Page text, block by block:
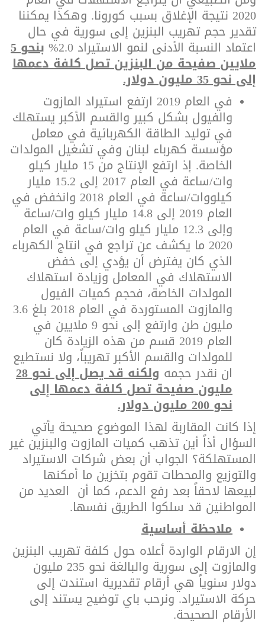
2020 نتيجة الإغلاق بسبب كورونا. وهكذا يمكننا
تقدير حجم تهريب البنزين إلى سورية في حال
اعتماد النسبة الأدنى لنمو الاستيراد 2.0% بنحو 5
ملايين صفيحة من البنزين تصل كلفة دعمها
إلى نحو 35 مليون دولار.
في العام 2019 ارتفع استيراد المازوت
والفيول بشكل كبير والقسم الأكبر يستهلك
في توليد الطاقة الكهربائية في معامل
مؤسسة كهرباء لبنان وفي تشغيل المولدات
الخاصة. إذ ارتفع الإنتاج من 15 مليار كيلو
وات/ساعة في العام 2017 إلى 15.2 مليار
كيلووات/ساعة في العام 2018 وانخفض في
العام 2019 إلى 14.8 مليار كيلو وات/ساعة
وإلى 12.3 مليار كيلو وات/ساعة في العام
2020 ما يكشف عن تراجع في انتاج الكهرباء
الذي كان يفترض أن يؤدي إلى خفض
الاستهلاك في المعامل وزيادة استهلاك
المولدات الخاصة، فحجم كميات الفيول
والمازوت المستوردة في العام 2018 بلغ 3.6
مليون طن وارتفع إلى نحو 9 ملايين في
العام 2019 قسم من هذه الزيادة كان
للمولدات والقسم الأكبر تهريباً، ولا نستطيع
ان نقدر حجمه ولكنه قد يصل إلى نحو 28
مليون صفيحة تصل كلفة دعمها إلى
نحو 200 مليون دولار.
إذا كانت المقاربة لهذا الموضوع صحيحة يأتي
السؤال أذاً أين تذهب كميات المازوت والبنزين غير
المستهلكة؟ الجواب أن بعض شركات الاستيراد
والتوزيع والمحطات تقوم بتخزين ما أمكنها
لبيعها لاحقاً بعد رفع الدعم، كما أن العديد من
المواطنين قد سلكوا الطريق نفسها.
ملاحظة أساسية
إن الارقام الواردة أعلاه حول كلفة تهريب البنزين
والمازوت إلى سورية والبالغة نحو 235 مليون
دولار سنوياً هي أرقام تقديرية استندت إلى
حركة الاستيراد. ونرحب باي توضيح يستند إلى
الأرقام الصحيحة.